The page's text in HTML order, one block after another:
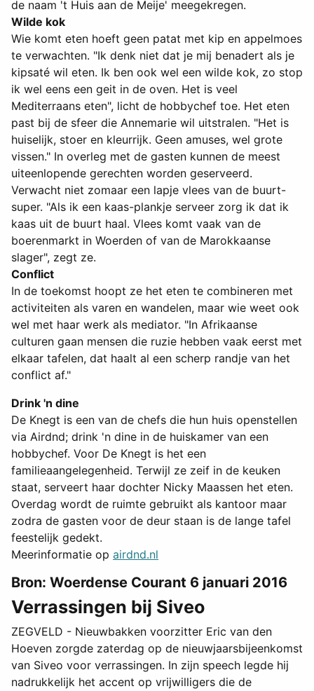
de naam 't Huis aan de Meije' meegekregen.
Wilde kok
Wie komt eten hoeft geen patat met kip en appelmoes
te verwachten. "Ik denk niet dat je mij benadert als je
kipsaté wil eten. Ik ben ook wel een wilde kok, zo stop
ik wel eens een geit in de oven. Het is veel
Mediterraans eten", licht de hobbychef toe. Het eten
past bij de sfeer die Annemarie wil uitstralen. "Het is
huiselijk, stoer en kleurrijk. Geen amuses, wel grote
vissen." In overleg met de gasten kunnen de meest
uiteenlopende gerechten worden geserveerd.
Verwacht niet zomaar een lapje vlees van de buurt-
super. "Als ik een kaas-plankje serveer zorg ik dat ik
kaas uit de buurt haal. Vlees komt vaak van de
boerenmarkt in Woerden of van de Marokkaanse
slager", zegt ze.
Conflict
In de toekomst hoopt ze het eten te combineren met
activiteiten als varen en wandelen, maar wie weet ook
wel met haar werk als mediator. "In Afrikaanse
culturen gaan mensen die ruzie hebben vaak eerst met
elkaar tafelen, dat haalt al een scherp randje van het
conflict af."
Drink 'n dine
De Knegt is een van de chefs die hun huis openstellen
via Airdnd; drink 'n dine in de huiskamer van een
hobbychef. Voor De Knegt is het een
familieaangelegenheid. Terwijl ze zeif in de keuken
staat, serveert haar dochter Nicky Maassen het eten.
Overdag wordt de ruimte gebruikt als kantoor maar
zodra de gasten voor de deur staan is de lange tafel
feestelijk gedekt.
Meerinformatie op airdnd.nl
Bron: Woerdense Courant 6 januari 2016
Verrassingen bij Siveo
ZEGVELD - Nieuwbakken voorzitter Eric van den
Hoeven zorgde zaterdag op de nieuwjaarsbijeenkomst
van Siveo voor verrassingen. In zijn speech legde hij
nadrukkelijk het accent op vrijwilligers die de